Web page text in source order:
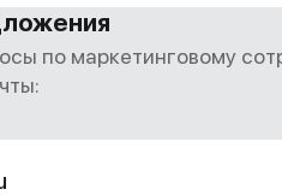
по маркетинговому